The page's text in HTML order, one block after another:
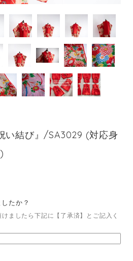
い結び』/SA3029 (対応身
したか？
ましたら下記に【了承済】とご記入く